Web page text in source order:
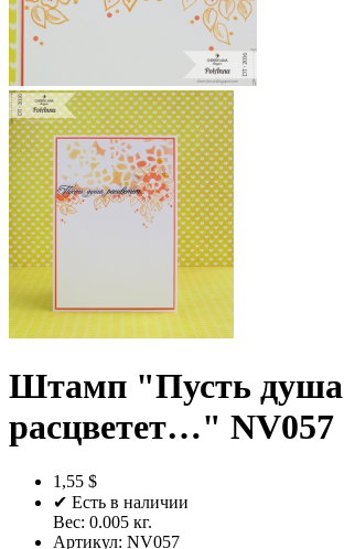
Штамп "Пусть душа
расцветет…" NV057
1,55 $
✔ Есть в наличии
Вес: 0.005 кг.
Артикул: NV057